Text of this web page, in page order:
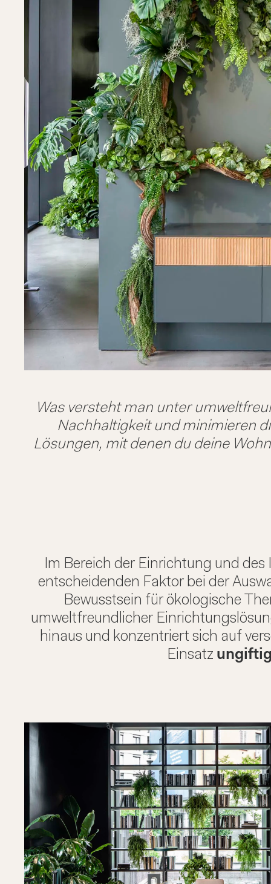
Was versteht man unter
Nachhaltigkeit und minimieren
Lösungen, mit denen du deine
Im Bereich der Einrichtung und
entscheidenden Faktor bei der
Bewusstsein für ökologische
umweltfreundlicher
hinaus und konzentriert sich auf
Einsatz